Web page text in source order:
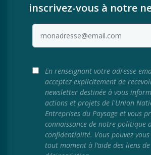
inscrivez-vous à notre
En renseignant votre adresse
acceptez explicitement de
newsletter destinée à vous
actions et projets de l'Union
Entreprises du Paysage et vous
connaissance de notre politique
confidentialité. Vous pouvez
tout moment à l’aide des liens de